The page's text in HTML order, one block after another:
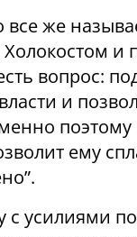
все же
и
вопрос:
и
поэтому
ему
с усилиями